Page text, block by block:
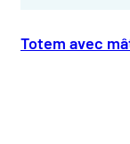
Totem avec